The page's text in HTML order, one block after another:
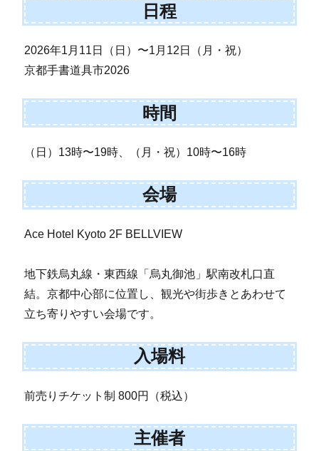
日程
2026年1月11日（日）〜1月12日（月・祝）
京都手書道具市2026
時間
（日）13時〜19時、（月・祝）10時〜16時
会場
Ace Hotel Kyoto 2F BELLVIEW
地下鉄烏丸線・東西線「烏丸御池」駅南改札口直
結。京都中心部に位置し、観光や街歩きとあわせて
立ち寄りやすい会場です。
入場料
前売りチケット制 800円（税込）
主催者